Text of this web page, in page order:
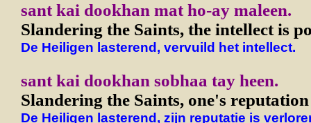
sant kai dookhan mat ho-ay maleen.
Slandering the Saints, the intellect is
De Heiligen lasterend, vervuild het intellect.
sant kai dookhan sobhaa tay heen.
Slandering the Saints, one's
De Heiligen lasterend, zijn reputatie is